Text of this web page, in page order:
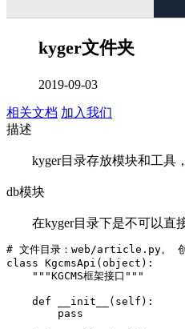
kyger文件夹
2019-09-03
相关文档 加入我们
描述
kyger目录存放模块和工具，
db模块
在kyger目录下是不可以直接
# 文件目录：web/article.py。
class KgcmsApi(object):
    """KGCMS框架接口"""
    def __init__(self):
        pass